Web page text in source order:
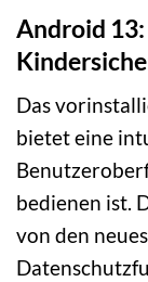
Android
Das
bietet eine
bedienen ist.
von den